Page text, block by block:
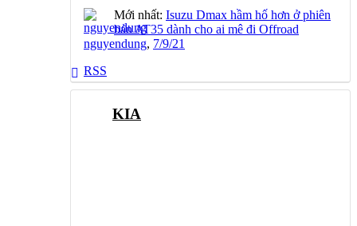
Mới nhất: Isuzu Dmax hầm hố hơn ở phiên
bản AT35 dành cho ai mê đi Offroad
nguyendung, 7/9/21
RSS
KIA